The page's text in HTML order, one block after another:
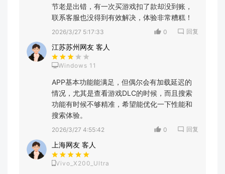
节老是出错，有一次买游戏扣了款却没到账，
联系客服也没得到有效解决，体验非常糟糕！
2026/3/27 5:17:33 0 回复
江苏苏州网友 客人
Windows 11
APP基本功能能满足，但偶尔会有加载延迟的
情况，尤其是查看游戏DLC的时候，而且搜索
功能有时候不够精准，希望能优化一下性能和
搜索体验。
2026/3/27 4:55:42 0 回复
上海网友 客人
Vivo_X200_Ultra